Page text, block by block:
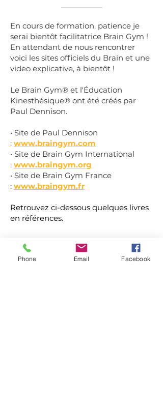
En cours de formation, patience je
serai bientôt facilitatrice Brain Gym !
En attendant de nous rencontrer
voici les sites officiels du Brain et une
video explicative, à bientôt !
Le Brain Gym® et l'Éducation
Kinesthésique® ont été créés par
Paul Dennison.
• Site de Paul Dennison
: www.braingym.com
• Site de Brain Gym International
: www.braingym.org
• Site de Brain Gym France
: www.braingym.fr
Retrouvez ci-dessous quelques livres
en références.
Phone Email Facebook